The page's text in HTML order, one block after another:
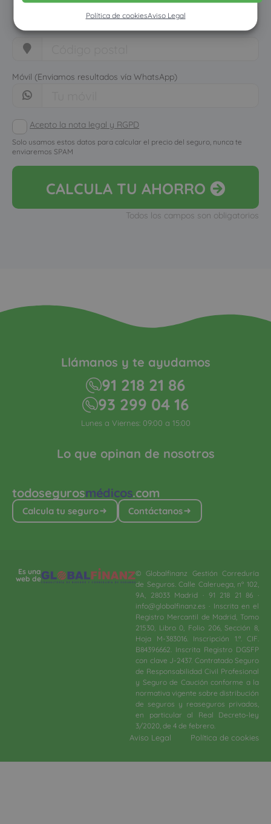
Política de cookiesAviso Legal
Móvil (Enviamos resultados vía WhatsApp)
Acepto la nota legal y RGPD
Solo usamos estos datos para calcular el precio del seguro, nunca te
enviaremos SPAM
CALCULA TU AHORRO
Todos los campos son obligatorios
todosegurosmédicos.com
Calcula tu seguro Contáctanos
Lo que opinan de nosotros
Llámanos y te ayudamos
91 218 21 86
93 299 04 16
Lunes a Viernes: 09:00 a 15:00
Es una
web de
© Globalfinanz Gestión Correduría
de Seguros. Calle Caleruega, nº 102,
9A, 28033 Madrid · 91 218 21 86 ·
info@globalfinanz.es · Inscrita en el
Registro Mercantil de Madrid, Tomo
21530, Libro 0, Folio 206, Sección 8,
Hoja M-383016. Inscripción 1.ª. CIF.
B84396662. Inscrita Registro DGSFP
con clave J-2437. Contratado Seguro
de Responsabilidad Civil Profesional
y Seguro de Caución conforme a la
normativa vigente sobre distribución
de seguros y reaseguros privados,
en particular al Real Decreto-ley
3/2020, de 4 de febrero.​
Aviso Legal Política de cookies